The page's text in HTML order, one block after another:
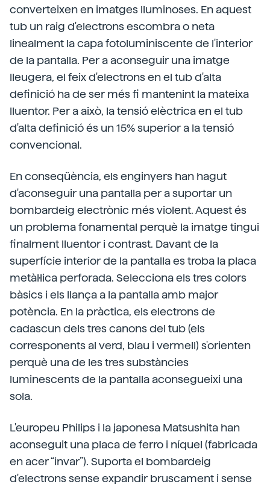
converteixen en imatges lluminoses. En aquest
tub un raig d'electrons escombra o neta
linealment la capa fotoluminiscente de l'interior
de la pantalla. Per a aconseguir una imatge
lleugera, el feix d'electrons en el tub d'alta
definició ha de ser més fi mantenint la mateixa
lluentor. Per a això, la tensió elèctrica en el tub
d'alta definició és un 15% superior a la tensió
convencional.
En conseqüència, els enginyers han hagut
d'aconseguir una pantalla per a suportar un
bombardeig electrònic més violent. Aquest és
un problema fonamental perquè la imatge tingui
finalment lluentor i contrast. Davant de la
superfície interior de la pantalla es troba la placa
metàl·lica perforada. Selecciona els tres colors
bàsics i els llança a la pantalla amb major
potència. En la pràctica, els electrons de
cadascun dels tres canons del tub (els
corresponents al verd, blau i vermell) s'orienten
perquè una de les tres substàncies
luminescents de la pantalla aconsegueixi una
sola.
L'europeu Philips i la japonesa Matsushita han
aconseguit una placa de ferro i níquel (fabricada
en acer “invar”). Suporta el bombardeig
d'electrons sense expandir bruscament i sense